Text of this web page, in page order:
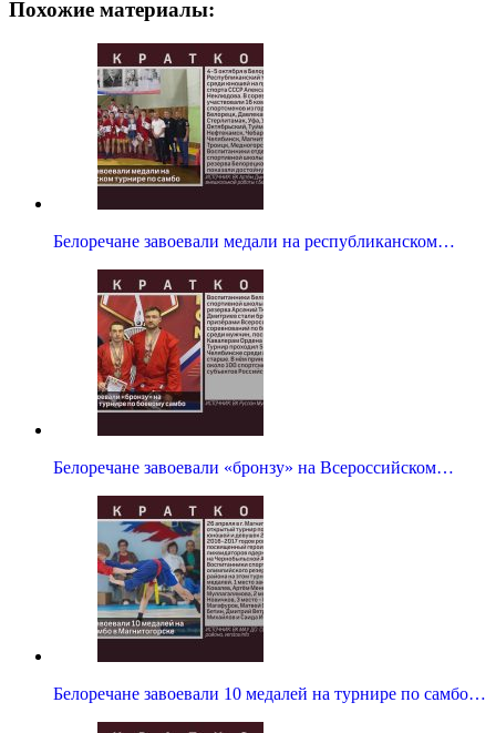
Похожие материалы:
Белоречане завоевали медали на республиканском…
Белоречане завоевали «бронзу» на Всероссийском…
Белоречане завоевали 10 медалей на турнире по самбо…